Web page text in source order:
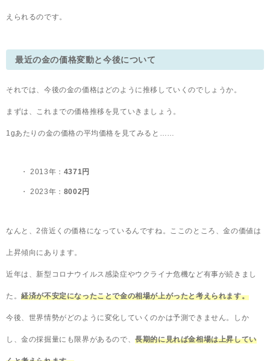
えられるのです。
最近の金の価格変動と今後について
それでは、今後の金の価格はどのように推移していくのでしょうか。
まずは、これまでの価格推移を見ていきましょう。
1gあたりの金の価格の平均価格を見てみると……
2013年： 4371円
2023年： 8002円
なんと、2倍近くの価格になっているんですね。ここのところ、金の価値は
上昇傾向にあります。
近年は、新型コロナウイルス感染症やウクライナ危機など有事が続きまし
た。経済が不安定になったことで金の相場が上がったと考えられます。
今後、世界情勢がどのように変化していくのかは予測できません。しか
し、金の採掘量にも限界があるので、長期的に見れば金相場は上昇してい